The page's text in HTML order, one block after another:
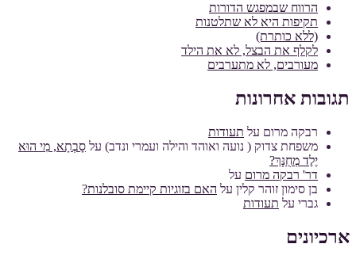
הרווח שבמפגש הדורות
תקיפות היא לא שתלטנות
(ללא כותרת)
לקלף את הבצל, לא את הילד
מעורבים, לא מתערבים
תגובות אחרונות
רבקה מרום על תעודות
משפחת צדוק ( נועה ואוהד והילה ועמרי ונדב) על סָבְתָא, מִי הוּא
יֶלֶד מְחֻנָּךְ?
דר' רבקה מרום על
בן סימון זוהר קלין על האם בזוגיות קיימת סובלנות?
גברי על תעודות
ארכיונים